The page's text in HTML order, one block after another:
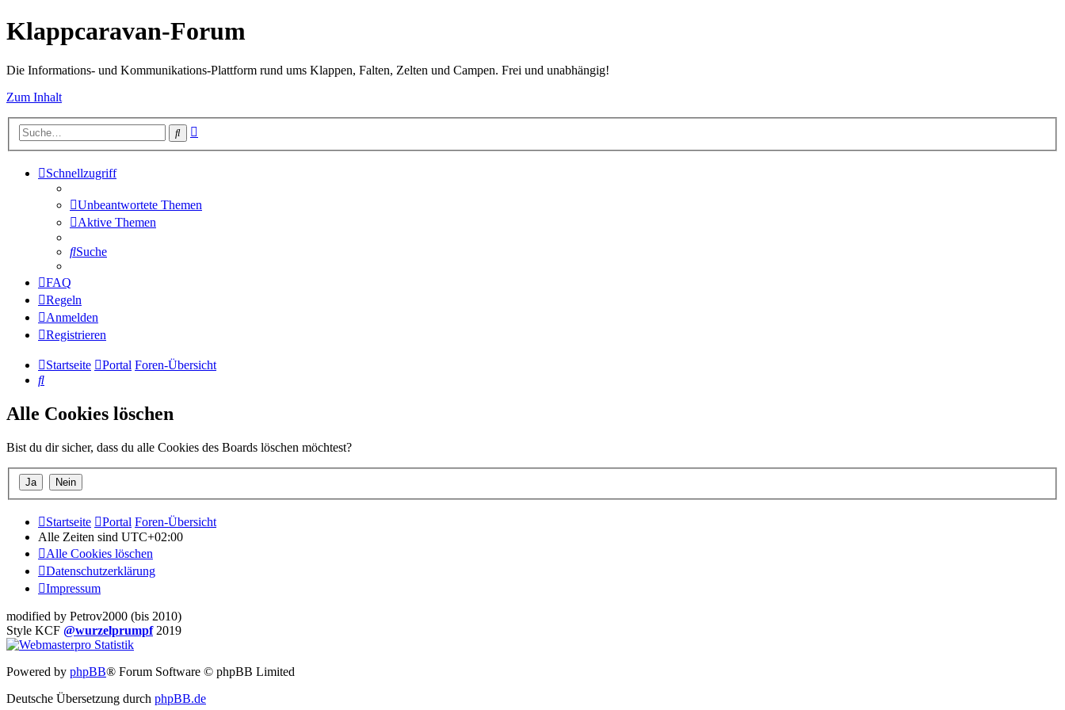
Klappcaravan-Forum
Die Informations- und Kommunikations-Plattform rund ums Klappen, Falten, Zelten und Campen. Frei und unabhängig!
Zum Inhalt
Suche
Schnellzugriff
Unbeantwortete Themen
Aktive Themen
Suche
FAQ
Regeln
Anmelden
Registrieren
Startseite Portal Foren-Übersicht
Suche
Alle Cookies löschen
Bist du dir sicher, dass du alle Cookies des Boards löschen möchtest?
Startseite Portal Foren-Übersicht
Alle Zeiten sind UTC+02:00
Alle Cookies löschen
Datenschutzerklärung
Impressum
modified by Petrov2000 (bis 2010)
Style KCF @wurzelprumpf2019
Powered by phpBB® Forum Software © phpBB Limited
Deutsche Übersetzung durch phpBB.de